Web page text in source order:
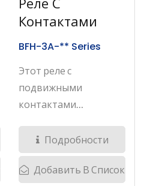
Реле С
Контактами
BFH-3A-** Series
Этот реле с
подвижными
контактами
конфигурации...
Подробности
Добавить В Список